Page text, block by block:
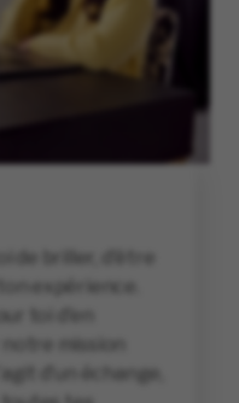
de briller, d'être
expérience.
toi d'en
mission
d'un échange,